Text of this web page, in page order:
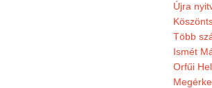
Újra
Több
Ismét
Orfűi